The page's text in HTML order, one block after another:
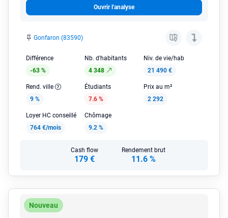
Ouvrir l'analyse
Gonfaron (83590)
Différence
-63 %
Nb. d'habitants
4 348
Niv. de vie/hab
21 490 €
Rend. ville
9 %
Étudiants
7.6 %
Prix au m²
2 292
Loyer HC conseillé
764 €/mois
Chômage
9.2 %
Cash flow
179 €
Rendement brut
11.6 %
Nouveau